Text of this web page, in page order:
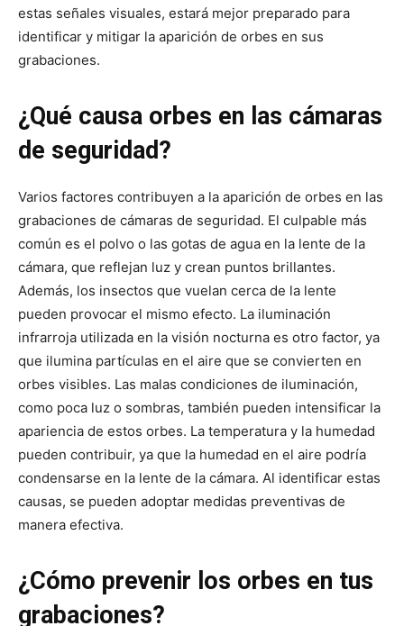
estas señales visuales, estará mejor preparado para
identificar y mitigar la aparición de orbes en sus
grabaciones.
¿Qué causa orbes en las cámaras
de seguridad?
Varios factores contribuyen a la aparición de orbes en las
grabaciones de cámaras de seguridad. El culpable más
común es el polvo o las gotas de agua en la lente de la
cámara, que reflejan luz y crean puntos brillantes.
Además, los insectos que vuelan cerca de la lente
pueden provocar el mismo efecto. La iluminación
infrarroja utilizada en la visión nocturna es otro factor, ya
que ilumina partículas en el aire que se convierten en
orbes visibles. Las malas condiciones de iluminación,
como poca luz o sombras, también pueden intensificar la
apariencia de estos orbes. La temperatura y la humedad
pueden contribuir, ya que la humedad en el aire podría
condensarse en la lente de la cámara. Al identificar estas
causas, se pueden adoptar medidas preventivas de
manera efectiva.
¿Cómo prevenir los orbes en tus
grabaciones?